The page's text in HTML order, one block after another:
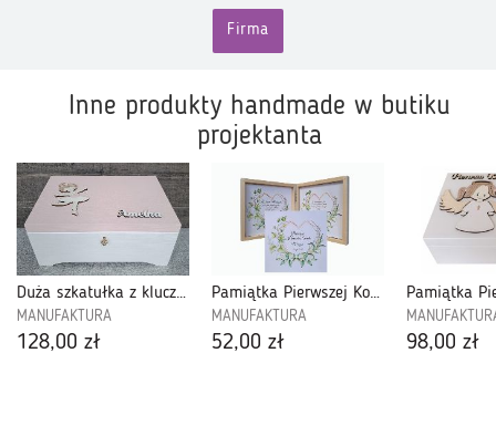
Firma
Inne produkty handmade w butiku
projektanta
Duża szkatułka z kluczykiem , Baletnica - KDZB05
MANUFAKTURA
128,00 zł
Pamiątka Pierwszej Komunii Świętej-PPK18
MANUFAKTURA
52,00 zł 98,00 zł